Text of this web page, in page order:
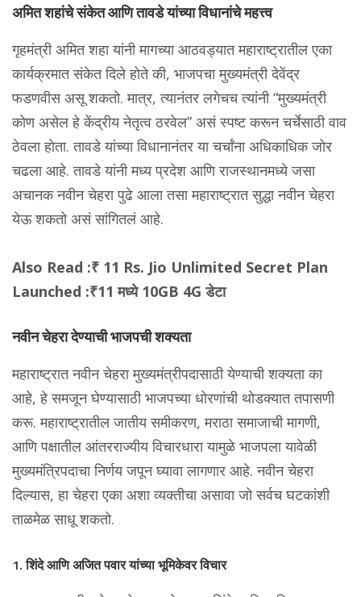
अमित शहांचे संकेत आणि तावडे यांच्या विधानांचे महत्त्व
गृहमंत्री अमित शहा यांनी मागच्या आठवड्यात महाराष्ट्रातील एका
कार्यक्रमात संकेत दिले होते की, भाजपचा मुख्यमंत्री देवेंद्र
फडणवीस असू शकतो. मात्र, त्यानंतर लगेचच त्यांनी “मुख्यमंत्री
कोण असेल हे केंद्रीय नेतृत्व ठरवेल” असं स्पष्ट करून चर्चेसाठी वाव
ठेवला होता. तावडे यांच्या विधानानंतर या चर्चांना अधिकाधिक जोर
चढला आहे. तावडे यांनी मध्य प्रदेश आणि राजस्थानमध्ये जसा
अचानक नवीन चेहरा पुढे आला तसा महाराष्ट्रात सुद्धा नवीन चेहरा
येऊ शकतो असं सांगितलं आहे.
Also Read :₹ 11 Rs. Jio Unlimited Secret Plan
Launched :₹11 मध्ये 10GB 4G डेटा
नवीन चेहरा देण्याची भाजपची शक्यता
महाराष्ट्रात नवीन चेहरा मुख्यमंत्रीपदासाठी येण्याची शक्यता का
आहे, हे समजून घेण्यासाठी भाजपच्या धोरणांची थोडक्यात तपासणी
करू. महाराष्ट्रातील जातीय समीकरण, मराठा समाजाची मागणी,
आणि पक्षातील आंतरराज्यीय विचारधारा यामुळे भाजपला यावेळी
मुख्यमंत्रिपदाचा निर्णय जपून घ्यावा लागणार आहे. नवीन चेहरा
दिल्यास, हा चेहरा एका अशा व्यक्तीचा असावा जो सर्वच घटकांशी
ताळमेळ साधू शकतो.
1. शिंदे आणि अजित पवार यांच्या भूमिकेवर विचार